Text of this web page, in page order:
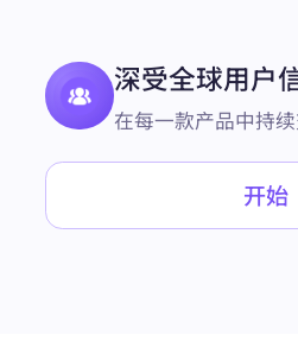
深受全球用户
在每一款产品中持
开始